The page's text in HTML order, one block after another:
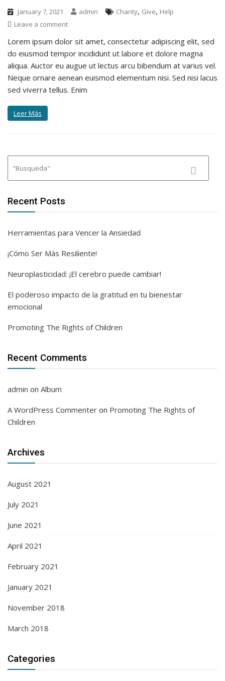
January 7, 2021 admin Charity, Give, Help
Leave a comment
Lorem ipsum dolor sit amet, consectetur adipiscing elit, sed
do eiusmod tempor incididunt ut labore et dolore magna
aliqua. Auctor eu augue ut lectus arcu bibendum at varius vel.
Neque ornare aenean euismod elementum nisi. Sed nisi lacus
sed viverra tellus. Enim
Leer Más
Recent Posts
Herramientas para Vencer la Ansiedad
¡Cómo Ser Más Resiliente!
Neuroplasticidad: ¡El cerebro puede cambiar!
El poderoso impacto de la gratitud en tu bienestar
emocional
Promoting The Rights of Children
Recent Comments
admin on Album
A WordPress Commenter on Promoting The Rights of
Children
Archives
August 2021
July 2021
June 2021
April 2021
February 2021
January 2021
November 2018
March 2018
Categories